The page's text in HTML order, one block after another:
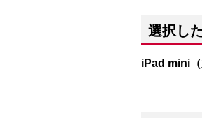
選択し
iPad mini